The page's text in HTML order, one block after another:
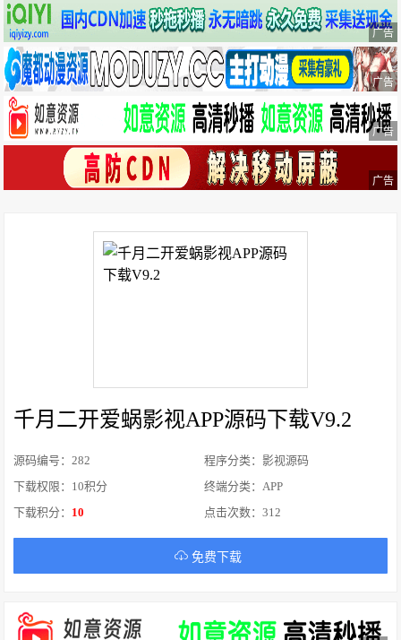
广告
广告
广告
广告
千月二开爱蜗影视APP源码下载V9.2
程序分类：影视源码
源码编号：282
终端分类：APP
下载权限：10积分
点击次数：312
下载积分： 10
免费下载